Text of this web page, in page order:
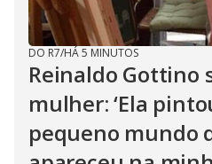
o
DO R7/HÁ 5 MINUTOS
Reinaldo Gottino
mulher: ‘Ela
pequeno mundo